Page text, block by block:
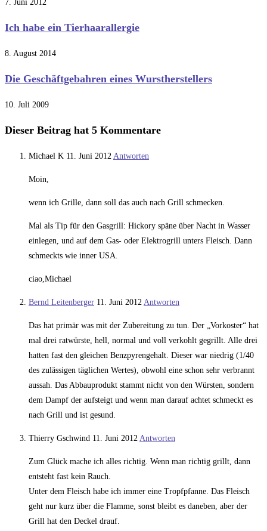
7. Juni 2012
Ich habe ein Tierhaarallergie
8. August 2014
Die Geschäftgebahren eines Wurstherstellers
10. Juli 2009
Dieser Beitrag hat 5 Kommentare
Michael K 11. Juni 2012 Antworten
Moin,
wenn ich Grille, dann soll das auch nach Grill schmecken.
Mal als Tip für den Gasgrill: Hickory späne über Nacht in Wasser
einlegen, und auf dem Gas- oder Elektrogrill unters Fleisch. Dann
schmeckts wie inner USA.
ciao,Michael
Bernd Leitenberger 11. Juni 2012 Antworten
Das hat primär was mit der Zubereitung zu tun. Der „Vorkoster“ hat
mal drei ratwürste, hell, normal und voll verkohlt gegrillt. Alle drei
hatten fast den gleichen Benzpyrengehalt. Dieser war niedrig (1/40
des zulässigen täglichen Wertes), obwohl eine schon sehr verbrannt
aussah. Das Abbauprodukt stammt nicht von den Würsten, sondern
dem Dampf der aufsteigt und wenn man darauf achtet schmeckt es
nach Grill und ist gesund.
Thierry Gschwind 11. Juni 2012 Antworten
Zum Glück mache ich alles richtig. Wenn man richtig grillt, dann
entsteht fast kein Rauch.
Unter dem Fleisch habe ich immer eine Tropfpfanne. Das Fleisch
geht nur kurz über die Flamme, sonst bleibt es daneben, aber der
Grill hat den Deckel drauf.